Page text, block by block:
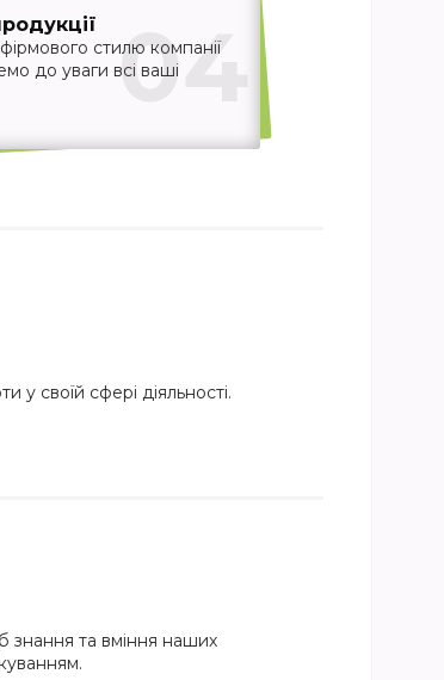
04
стилю компанії
до уваги всі ваші
у своїй сфері діяльності.
знання та вміння наших